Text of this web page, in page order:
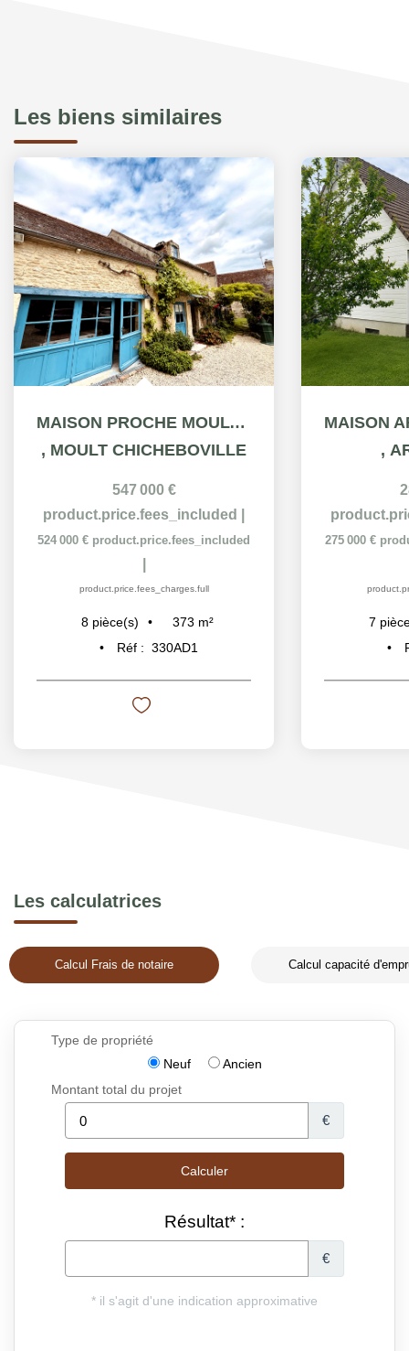
Les biens similaires
MAISON PROCHE MOULT CHICHEBOVILLE 8 PIÈCES 373M²
, MOULT CHICHEBOVILLE
547 000 €
product.price.fees_included
524 000 € product.price.fees_included
product.price.fees_charges.full
8 pièce(s) 373 m²
Réf : 330AD1
,
275 000 €
7
Les calculatrices
Calcul Frais de notaire Calcul capacité